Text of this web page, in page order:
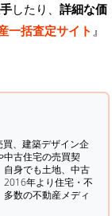
したり、 詳細な価
一括査定サイト 』
、建築デザイン企
中古住宅の売買契
自身でも土地、中古
2016年より住宅・不
数の不動産メディ